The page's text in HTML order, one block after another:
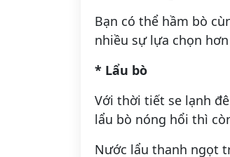
Bạn có thể hầm bò
nhiều sự lựa chọn
* Lẩu bò
Với thời tiết se lạnh
lẩu bò nóng hổi thì
Nước lẩu thanh ngọt